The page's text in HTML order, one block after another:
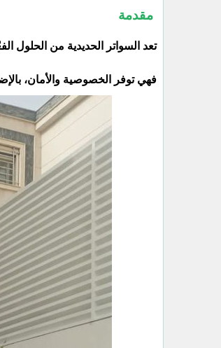
مقدمة
تعد السواتر الحديدية من الحلول
فهي توفر الخصوصية والأمان،